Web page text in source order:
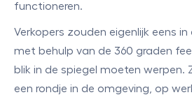
functioneren.
Verkopers zouden eigenlijk eens
met behulp van de 360 graden
blik in de spiegel moeten werpen.
een rondje in de omgeving, op